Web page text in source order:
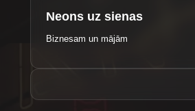
Neons uz sienas
Biznesam un mājām